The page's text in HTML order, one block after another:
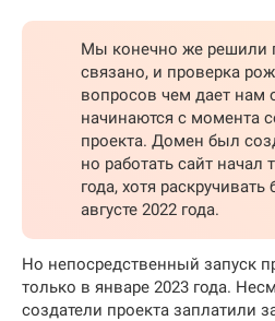
Мы конечно же решили
связано, и проверка
вопросов чем дает нам
начинаются с момента
проекта. Домен был
но работать сайт начал
года, хотя
августе 2022 года.
Но непосредственный запуск
только в январе 2023 года.
создатели проекта заплатили